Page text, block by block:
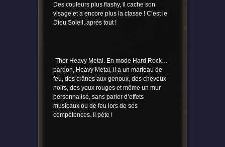
Des couleurs plus flashy, il cache son
visage et a encore plus la classe ! C’est le
Dieu Soleil, après tout !
-Thor Heavy Metal. En mode Hard Rock…
pardon, Heavy Metal, il a un marteau de
feu, des crânes aux genoux, des cheveux
noirs, des yeux rouges et même un mur
personnalisé, sans parler d’effets
musicaux ou de feu lors de ses
compétences. Il pète !